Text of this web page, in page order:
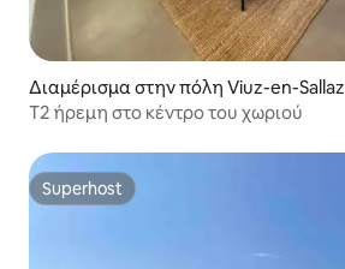
Διαμέρισμα στην πόλη Viuz-en-Sallaz
T2 ήρεμη στο κέντρο του χωριού
Superhost
Superhost